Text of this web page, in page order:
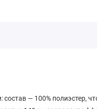
— 100% полиэстер,